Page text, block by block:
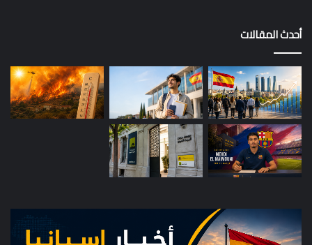
أحدث المقالات